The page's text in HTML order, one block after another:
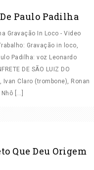
Paulo Padilha
Gravação In Loco - Video
Gravação in loco,
Padilha: voz Leonardo
DE SÃO LUIZ DO
Ivan Claro (trombone), Ronan
[...]
AO VIVO
Que Deu Origem